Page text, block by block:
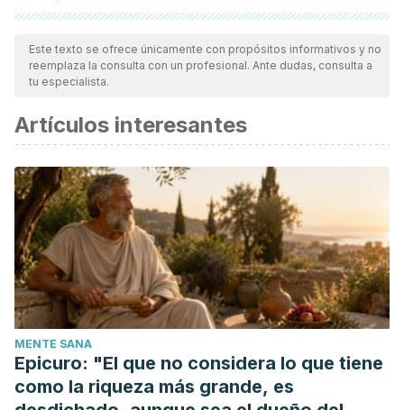
Todas las fuentes citadas fueron revisadas a profundidad por
nuestro equipo, para asegurar su calidad, confiabilidad,
vigencia y validez.La bibliografía de este artículo fue
científica.
Broche-Pérez, Y., Jiménez, L. H., & Omar-Martínez, E.
(2016). Bases neurales de la toma de decisiones.
Neurología,31(5), 319-325.
Hogarth, R. M. (2001).Educating intuition
. University of
Chicago Press.
Hogarth, R. M. (2010). Intuition: A challenge for
psychological research on decision making.Psychological
Inquiry,21(4), 338-353.
Este texto se ofrece únicamente con propósitos informativos y no
reemplaza la consulta con un profesional. Ante dudas, consulta a
tu especialista.
Artículos interesantes
MENTE SANA
Epicuro: "El que no considera lo que tiene
como la riqueza más grande, es